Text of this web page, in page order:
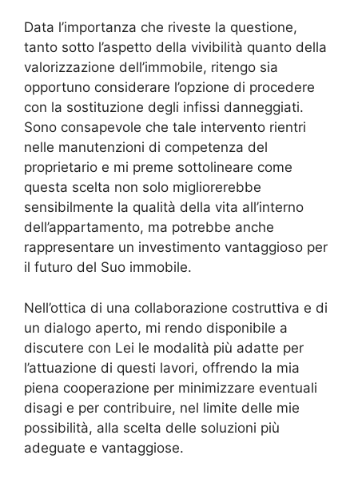
Data l’importanza che riveste la questione,
tanto sotto l’aspetto della vivibilità quanto della
valorizzazione dell’immobile, ritengo sia
opportuno considerare l’opzione di procedere
con la sostituzione degli infissi danneggiati.
Sono consapevole che tale intervento rientri
nelle manutenzioni di competenza del
proprietario e mi preme sottolineare come
questa scelta non solo migliorerebbe
sensibilmente la qualità della vita all’interno
dell’appartamento, ma potrebbe anche
rappresentare un investimento vantaggioso per
il futuro del Suo immobile.
Nell’ottica di una collaborazione costruttiva e di
un dialogo aperto, mi rendo disponibile a
discutere con Lei le modalità più adatte per
l’attuazione di questi lavori, offrendo la mia
piena cooperazione per minimizzare eventuali
disagi e per contribuire, nel limite delle mie
possibilità, alla scelta delle soluzioni più
adeguate e vantaggiose.